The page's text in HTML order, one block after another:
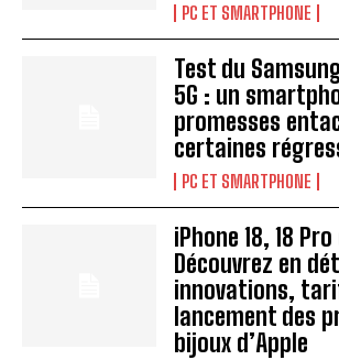
PC ET SMARTPHONE
Test du
5G : un
promesses
certaines
PC ET SMARTPHONE
iPhone 18, 18
Découvrez en
innovations,
lancement des
bijoux d’Apple